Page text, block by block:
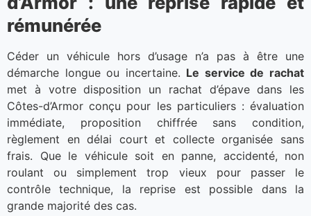
rémunérée
Céder un véhicule hors d’usage n’a pas à être une
démarche longue ou incertaine. Le service de rachat
met à votre disposition un rachat d’épave dans les
Côtes-d’Armor conçu pour les particuliers : évaluation
immédiate, proposition chiffrée sans condition,
règlement en délai court et collecte organisée sans
frais. Que le véhicule soit en panne, accidenté, non
roulant ou simplement trop vieux pour passer le
contrôle technique, la reprise est possible dans la
grande majorité des cas.